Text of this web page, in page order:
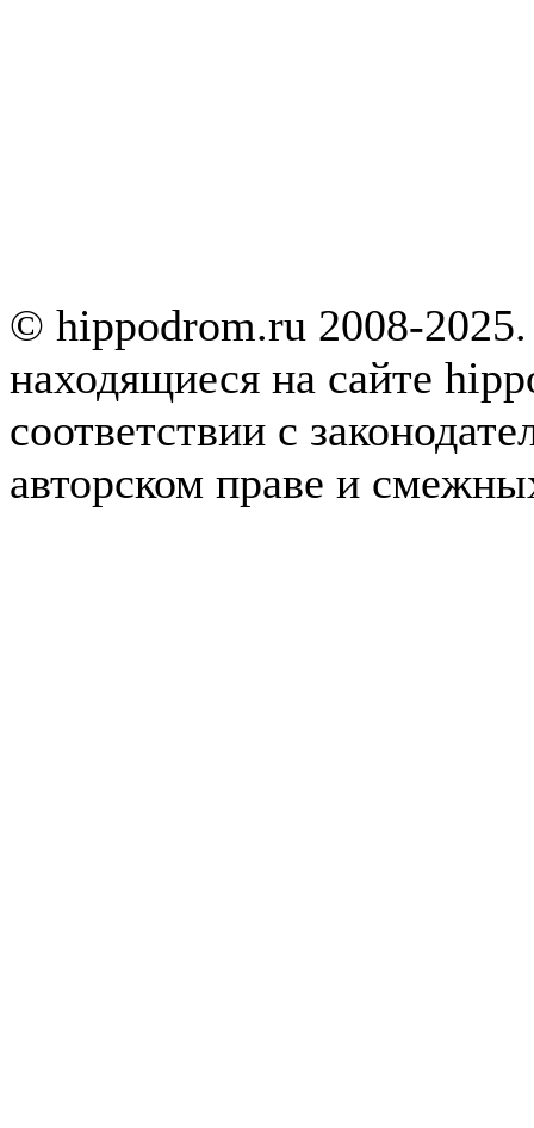
© hippodrom.ru 2008-
находящиеся на сайте
соответствии с
авторском праве и